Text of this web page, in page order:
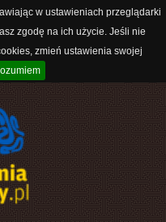
w ustawieniach przeglądarki
zgodę na ich użycie. Jeśli nie
zmień ustawienia swojej